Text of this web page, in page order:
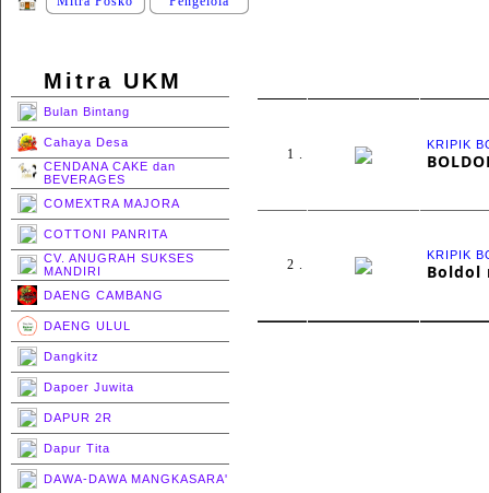
Mitra UKM
Bulan Bintang
Cahaya Desa
CENDANA CAKE dan
BEVERAGES
COMEXTRA MAJORA
COTTONI PANRITA
CV. ANUGRAH SUKSES
MANDIRI
DAENG CAMBANG
DAENG ULUL
Dangkitz
Dapoer Juwita
DAPUR 2R
Dapur Tita
DAWA-DAWA MANGKASARA'
1 .
KRIPIK
2 .
KRIPIK
Boldol